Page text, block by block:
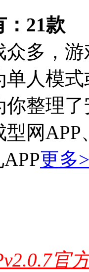
21款
众多，
单人模
你整理
网
更多
官